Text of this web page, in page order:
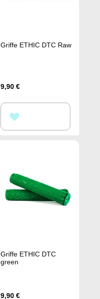
Griffe ETHIC DTC Raw
9,90 €
WUNSCHLISTE
Griffe ETHIC DTC
green
9,90 €